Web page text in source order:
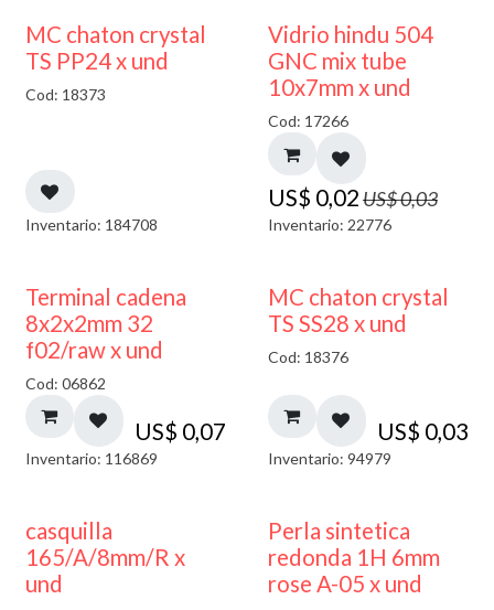
MC chaton crystal
TS PP24 x und
Cod: 18373
Inventario: 184708
40% DESCUENTO
Vidrio hindu 504
GNC mix tube
10x7mm x und
Cod: 17266
US$ 0,02US$0,03
Inventario: 22776
Terminal cadena
8x2x2mm 32
f02/raw x und
Cod: 06862
US$ 0,07
Inventario: 116869
MC chaton crystal
TS SS28 x und
Cod: 18376
US$ 0,03
Inventario: 94979
casquilla
165/A/8mm/R x
und
Perla sintetica
redonda 1H 6mm
rose A-05 x und